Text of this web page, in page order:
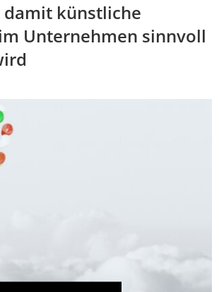
damit künstliche
Unternehmen sinnvoll